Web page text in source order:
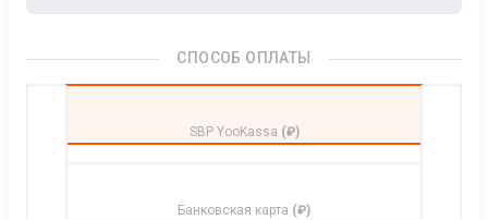
СПОСОБ ОПЛАТЫ
SBP YooKassa (₽)
Банковская карта (₽)